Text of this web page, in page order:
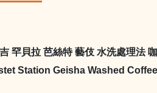
罕貝拉 芭絲特 藝伎 水洗處理法
Station Geisha Washed